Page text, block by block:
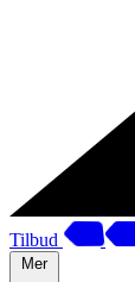
Tilbud
Mer